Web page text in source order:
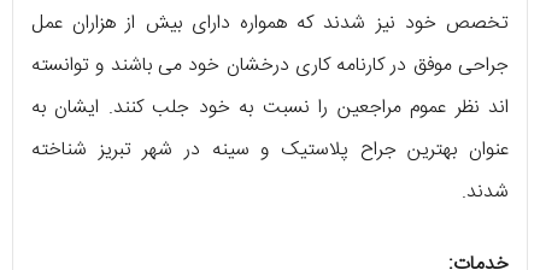
تخصص خود نیز شدند که همواره دارای بیش از هزاران عمل
جراحی موفق در کارنامه کاری درخشان خود می باشند و توانسته
اند نظر عموم مراجعین را نسبت به خود جلب کنند. ایشان به
عنوان بهترین جراح پلاستیک و سینه در شهر تبریز شناخته
شدند.